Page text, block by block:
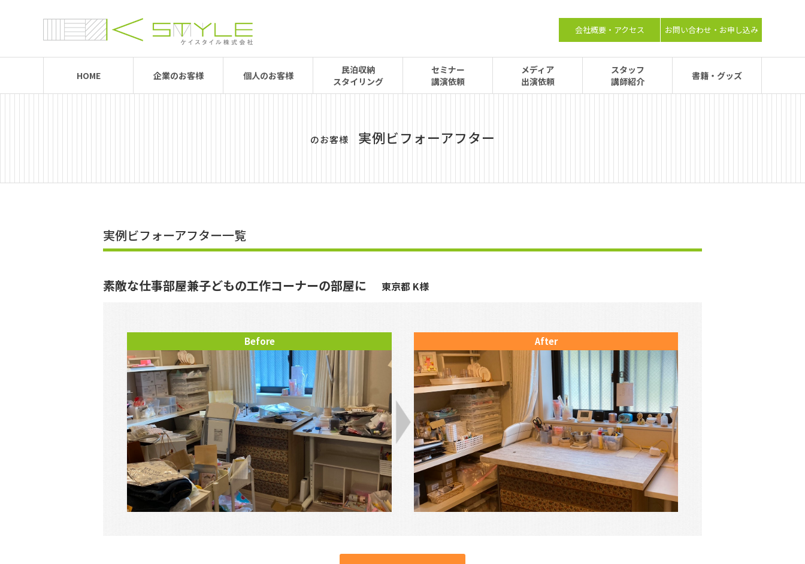
会社概要・アクセス お問い合わせ・お申し込み
HOME 企業のお客様 個人のお客様
民泊収納
スタイリング
セミナー
講演依頼
メディア
出演依頼
スタッフ
講師紹介
書籍・グッズ
のお客様 実例ビフォーアフター
実例ビフォーアフター一覧
素敵な仕事部屋兼子どもの工作コーナーの部屋に 東京都 K様
Before After